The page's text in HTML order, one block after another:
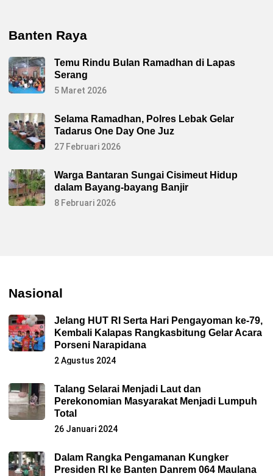
Banten Raya
Temu Rindu Bulan Ramadhan di Lapas
Serang
5 Maret 2026
Selama Ramadhan, Polres Lebak Gelar
Tadarus One Day One Juz
27 Februari 2026
Warga Bantaran Sungai Cisimeut Hidup
dalam Bayang-bayang Banjir
8 Februari 2026
Nasional
Jelang HUT RI Serta Hari Pengayoman ke-79,
Kembali Kalapas Rangkasbitung Gelar Acara
Porseni Narapidana
2 Agustus 2024
Talang Selarai Menjadi Laut dan
Perekonomian Masyarakat Menjadi Lumpuh
Total
26 Januari 2024
Dalam Rangka Pengamanan Kungker
Presiden RI ke Banten Danrem 064 Maulana